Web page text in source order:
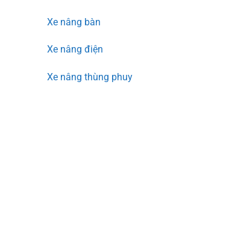
Xe nâng bàn
Xe nâng điện
Xe nâng thùng phuy